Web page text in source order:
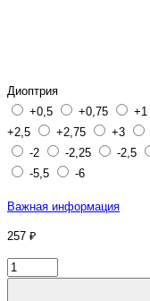
Диоптрия
+0,5
+0,75 +1
+2,5
+2,75 +3
-2
-2,25 -2,5
-5,5
-6
Важная информация
257 ₽